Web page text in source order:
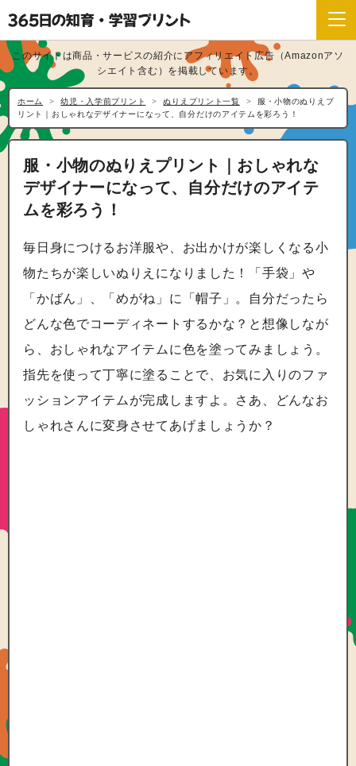
このサイトは商品・サービスの紹介にアフィリエイト広告（Amazonアソ
シエイト含む）を掲載しています。
ホーム 幼児・入学前プリント ぬりえプリント一覧
服・小物のぬりえプ
リント｜おしゃれなデザイナーになって、自分だけのアイテムを彩ろう！
服・小物のぬりえプリント｜おしゃれな
デザイナーになって、自分だけのアイテ
ムを彩ろう！
毎日身につけるお洋服や、お出かけが楽しくなる小
物たちが楽しいぬりえになりました！「手袋」や
「かばん」、「めがね」に「帽子」。自分だったら
どんな色でコーディネートするかな？と想像しなが
ら、おしゃれなアイテムに色を塗ってみましょう。
指先を使って丁寧に塗ることで、お気に入りのファ
ッションアイテムが完成しますよ。さあ、どんなお
しゃれさんに変身させてあげましょうか？